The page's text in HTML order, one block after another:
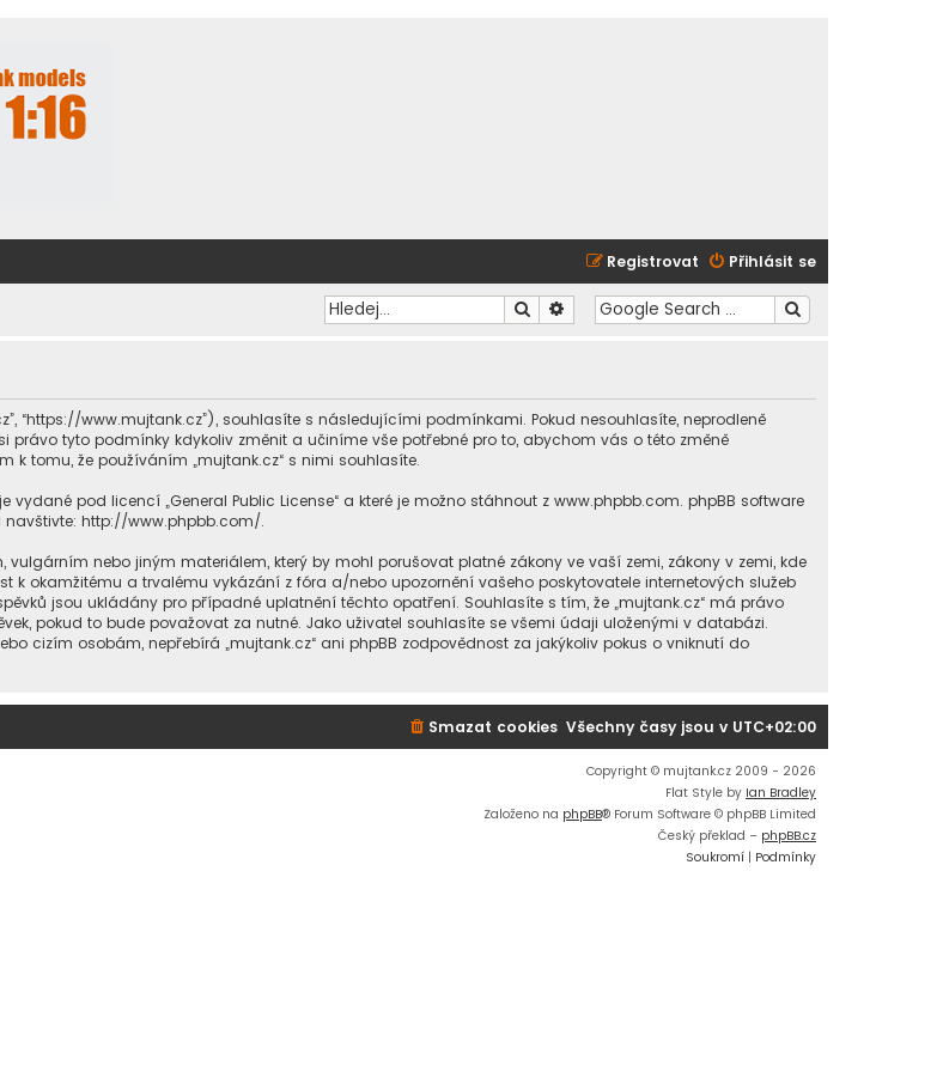
Přihlásit se
Registrovat
Hledat Pokročilé hledání
“https://www.mujtank.cz”), souhlasíte s následujícími podmínkami. Pokud nesouhlasíte, neprodleně
právo tyto podmínky kdykoliv změnit a učiníme vše potřebné pro to, abychom vás o této změně
k tomu, že používáním „mujtank.cz“ s nimi souhlasíte.
vydané pod licencí „General Public License“ a které je možno stáhnout z www.phpbb.com. phpBB software
navštivte: http://www.phpbb.com/.
nebo jiným materiálem, který by mohl porušovat platné zákony ve vaší zemi, zákony v zemi, kde
k okamžitému a trvalému vykázání z fóra a/nebo upozornění vašeho poskytovatele internetových služeb
jsou ukládány pro případné uplatnění těchto opatření. Souhlasíte s tím, že „mujtank.cz“ má právo
pokud to bude považovat za nutné. Jako uživatel souhlasíte se všemi údaji uloženými v databázi.
cizím osobám, nepřebírá „mujtank.cz“ ani phpBB zodpovědnost za jakýkoliv pokus o vniknutí do
Všechny časy jsou v UTC+02:00
Smazat cookies
Copyright © mujtank.cz 2009 - 2026
Flat Style by Ian Bradley
Založeno na phpBB® Forum Software © phpBB Limited
Český překlad – phpBB.cz
Soukromí | Podmínky